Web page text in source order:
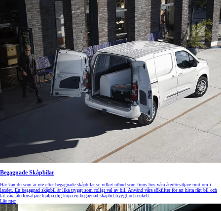
Begagnade Skåpbilar
Här kan du som är ute efter begagnade skåpbilar se vilket utbud som finns hos våra återförsäljare runt om i
landet. En begagnad skåpbil är lika tryggt som roligt val av bil. Använd våra sökfilter för att hitta rätt bil och
låt våra återförsäljare hjälpa dig köpa en begagnad skåpbil tryggt och enkelt.
Läs mer